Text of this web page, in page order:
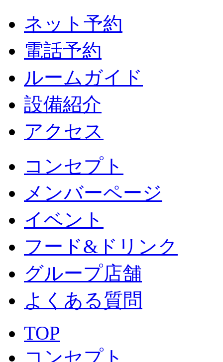
ネット予約
電話予約
ルームガイド
設備紹介
アクセス
コンセプト
メンバーページ
イベント
フード&ドリンク
グループ店舗
よくある質問
TOP
コンセプト